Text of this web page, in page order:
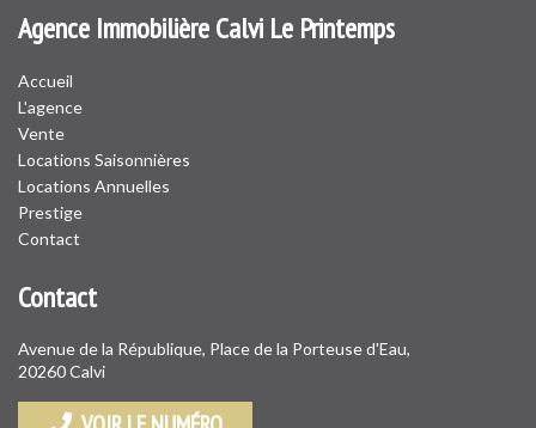
Agence Immobilière Calvi Le Printemps
Accueil
L'agence
Vente
Locations Saisonnières
Locations Annuelles
Prestige
Contact
Contact
Avenue de la République, Place de la Porteuse d'Eau,
20260 Calvi